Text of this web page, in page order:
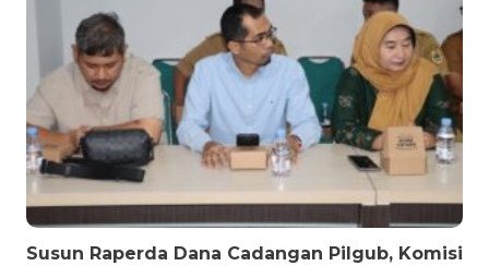
Susun Raperda Dana Cadangan Pilgub, Komisi